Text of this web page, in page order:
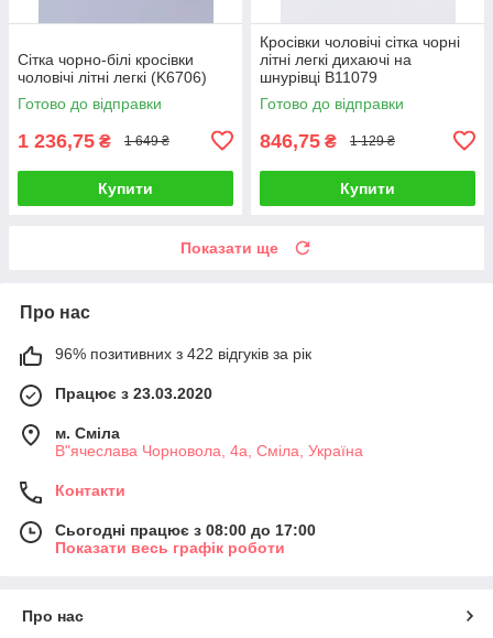
Сітка чорно-білі кросівки
чоловічі літні легкі (K6706)
Готово до відправки
1 236,75 ₴ 1 649 ₴
Купити
Кросівки чоловічі сітка чорні
літні легкі дихаючі на
шнурівці B11079
Готово до відправки
846,75 ₴ 1 129 ₴
Купити
Показати ще
Про нас
96% позитивних з 422 відгуків за рік
Працює з 23.03.2020
м. Сміла
В"ячеслава Чорновола, 4а, Сміла, Україна
Контакти
Сьогодні працює з 08:00 до 17:00
Показати весь графік роботи
Про нас